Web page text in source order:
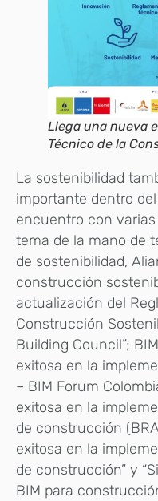
Llega una nueva
Técnico de la
La sostenibilidad
importante dentro
encuentro con
tema de la mano de
de sostenibilidad,
construcción
actualización del
Construcción
Building Council”;
exitosa en la
– BIM Forum
exitosa en la
de construcción
exitosa en la
de construcción” y
BIM para